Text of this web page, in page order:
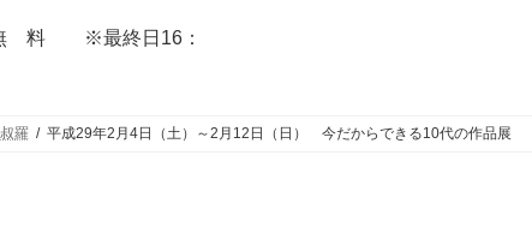
料 ※最終日16：
羅 平成29年2月4日（土）～2月12日（日） 今だからできる10代の作品展